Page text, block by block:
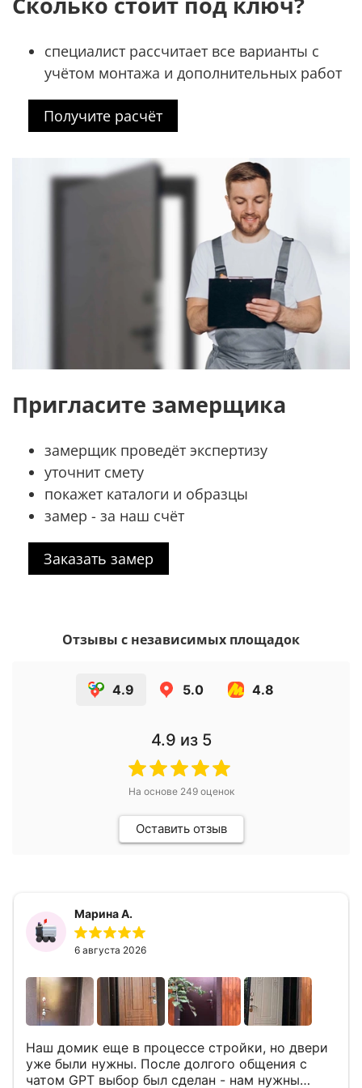
специалист рассчитает все варианты с
учётом монтажа и дополнительных работ
Получите расчёт
Пригласите замерщика
замерщик проведёт экспертизу
уточнит смету
покажет каталоги и образцы
замер - за наш счёт
Заказать замер
Отзывы с независимых площадок
4.9 5.0 4.8
4.9 из 5
На основе 249оценок
Оставить отзыв
Марина А.
6 августа 2026
Наш домик еще в процессе стройки, но двери
уже были нужны. После долгого общения с
чатом GPT выбор был сделан - нам нужны